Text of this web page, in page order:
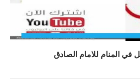
في المنام للامام الصادق